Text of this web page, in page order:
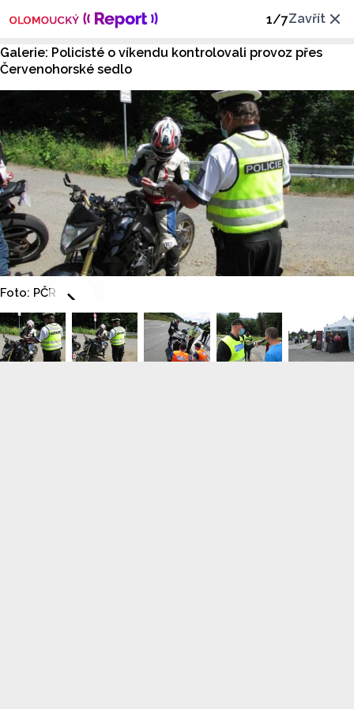
1/7Zavřít
Galerie: Policisté o víkendu kontrolovali provoz přes
Červenohorské sedlo
Foto: PČR